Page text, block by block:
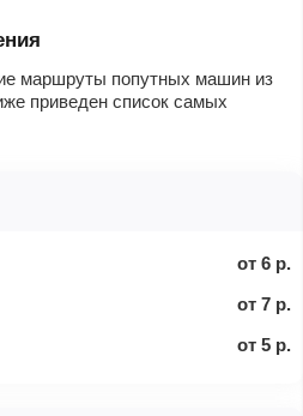
маршруты попутных машин из
приведен список самых
от 6 р.
от 7 р.
от 5 р.